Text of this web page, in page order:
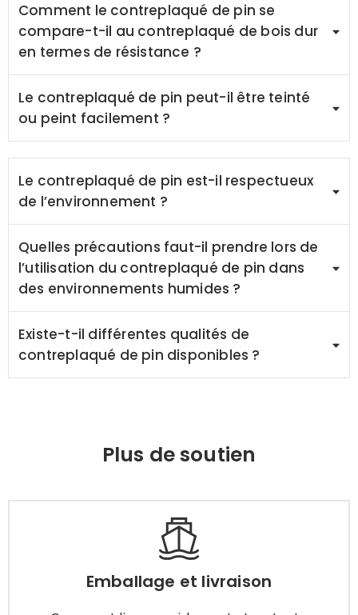
Comment le contreplaqué de pin se
compare-t-il au contreplaqué de bois dur
en termes de résistance ?
Le contreplaqué de pin peut-il être teinté
ou peint facilement ?
Le contreplaqué de pin est-il respectueux
de l’environnement ?
Quelles précautions faut-il prendre lors de
l’utilisation du contreplaqué de pin dans
des environnements humides ?
Existe-t-il différentes qualités de
contreplaqué de pin disponibles ?
Plus de soutien
Emballage et livraison
Emballage et livraison
Comment livrer rapidement et en toute
sécurité les produits en contreplaqué que vous